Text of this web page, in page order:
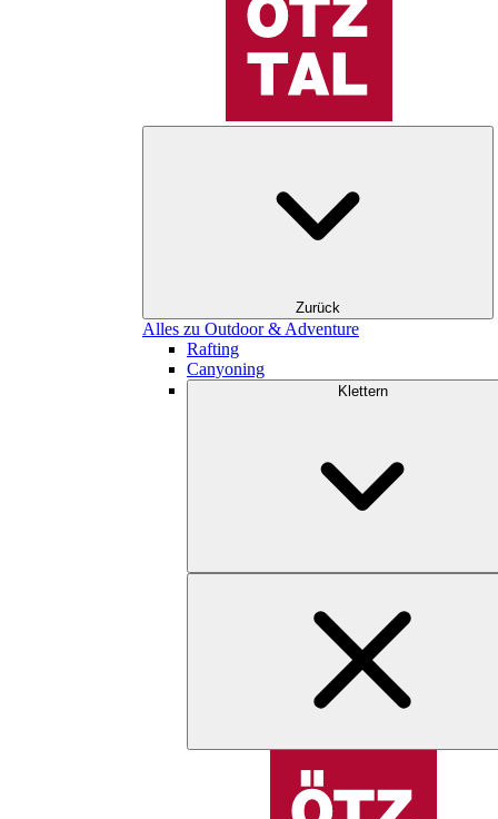
Zurück
Alles zu Outdoor & Adventure
Rafting
Canyoning
Klettern